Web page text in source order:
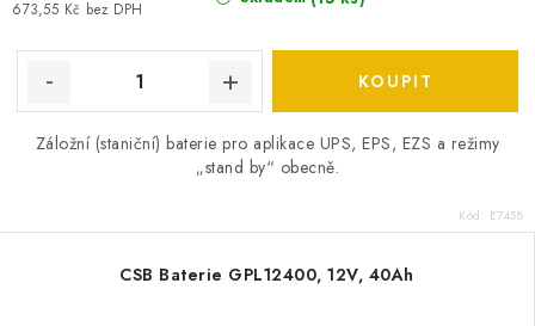
673,55 Kč bez DPH
Záložní (staniční) baterie pro aplikace UPS, EPS, EZS a režimy
„stand by“ obecně.
Kód: E7458
CSB Baterie GPL12400, 12V, 40Ah